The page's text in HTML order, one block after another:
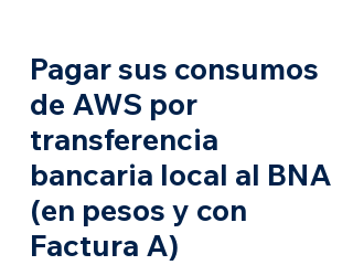
Pagar sus consumos
de AWS por
transferencia
bancaria local al BNA
(en pesos y con
Factura A)